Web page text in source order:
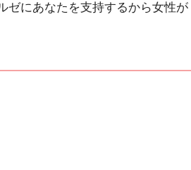
ゼにあなたを支持するから女性が